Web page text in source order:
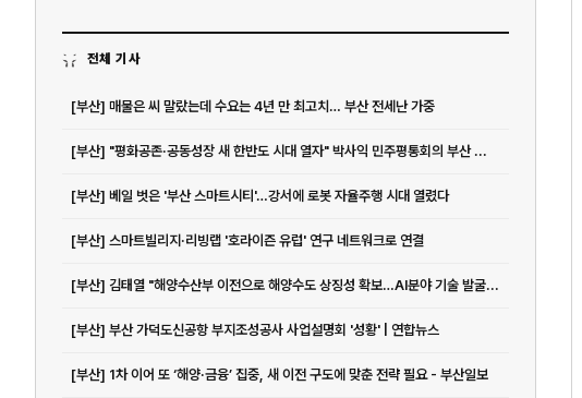
전체 기사
[부산] 매물은 씨 말랐는데 수요는 4년 만 최고치… 부산 전세난 가중
[부산] "평화공존·공동성장 새 한반도 시대 열자" 박사익 민주평통회의 부산 ...
[부산] 베일 벗은 '부산 스마트시티'…강서에 로봇 자율주행 시대 열렸다
[부산] 스마트빌리지·리빙랩 '호라이즌 유럽' 연구 네트워크로 연결
[부산] 김태열 "해양수산부 이전으로 해양수도 상징성 확보…AI분야 기술 발굴...
[부산] 부산 가덕도신공항 부지조성공사 사업설명회 '성황' | 연합뉴스
[부산] 1차 이어 또 ‘해양·금융’ 집중, 새 이전 구도에 맞춘 전략 필요 - 부산일보